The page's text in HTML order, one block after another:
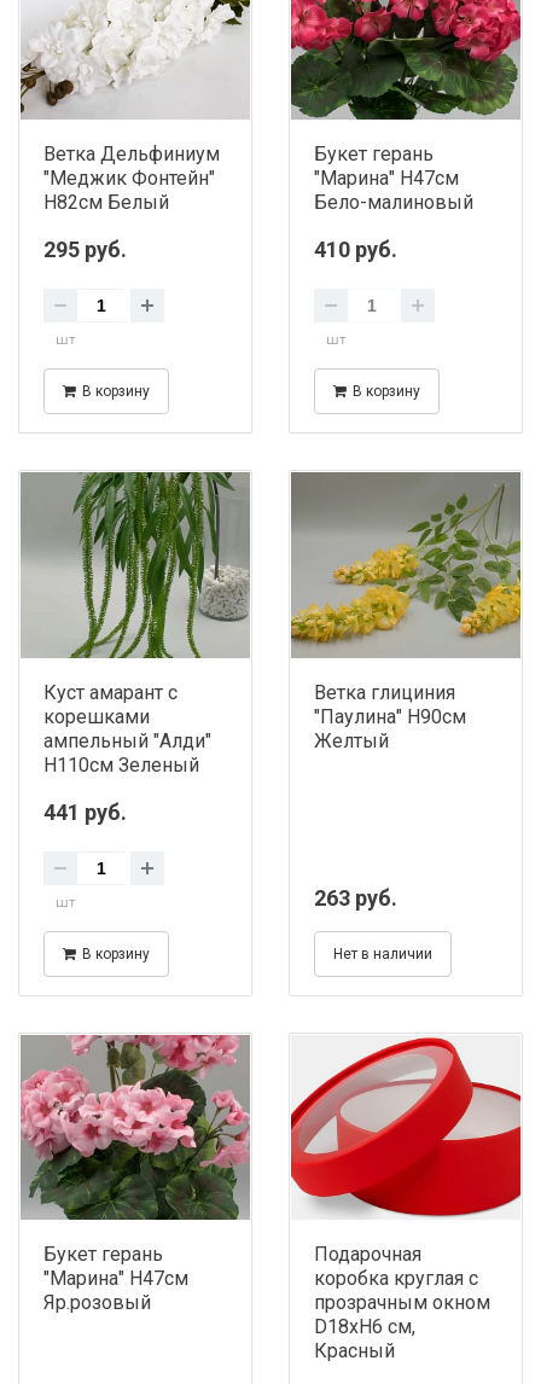
Ветка Дельфиниум
"Меджик Фонтейн"
Н82см Белый
295 руб.
шт
В корзину
Букет герань
"Марина" H47см
Бело-малиновый
410 руб.
шт
В корзину
Куст амарант с
корешками
ампельный "Алди"
H110см Зеленый
441 руб.
шт
В корзину
Ветка глициния
"Паулина" H90см
Желтый
263 руб.
Нет в наличии
Букет герань
"Марина" H47см
Яр.розовый
Подарочная
коробка круглая с
прозрачным окном
D18хH6 см,
Красный